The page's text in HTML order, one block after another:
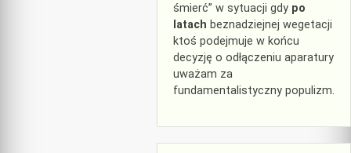
śmierć” w sytuacji gdy po
latach beznadziejnej wegetacji
ktoś podejmuje w końcu
decyzję o odłączeniu aparatury
uważam za
fundamentalistyczny populizm.